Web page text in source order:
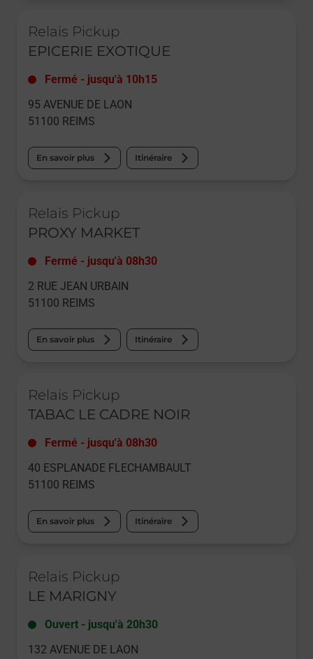
Relais Pickup
EPICERIE EXOTIQUE
Fermé - jusqu'à 10h15
95 AVENUE DE LAON
51100 REIMS
En savoir plus Itinéraire
Relais Pickup
PROXY MARKET
Fermé - jusqu'à 08h30
2 RUE JEAN URBAIN
51100 REIMS
En savoir plus Itinéraire
Relais Pickup
TABAC LE CADRE NOIR
Fermé - jusqu'à 08h30
40 ESPLANADE FLECHAMBAULT
51100 REIMS
En savoir plus Itinéraire
Relais Pickup
LE MARIGNY
Ouvert - jusqu'à 20h30
132 AVENUE DE LAON